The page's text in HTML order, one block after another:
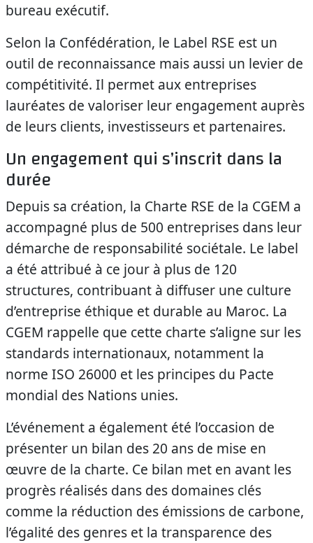
bureau exécutif.
Selon la Confédération, le Label RSE est un
outil de reconnaissance mais aussi un levier de
compétitivité. Il permet aux entreprises
lauréates de valoriser leur engagement auprès
de leurs clients, investisseurs et partenaires.
Un engagement qui s’inscrit dans la
durée
Depuis sa création, la Charte RSE de la CGEM a
accompagné plus de 500 entreprises dans leur
démarche de responsabilité sociétale. Le label
a été attribué à ce jour à plus de 120
structures, contribuant à diffuser une culture
d’entreprise éthique et durable au Maroc. La
CGEM rappelle que cette charte s’aligne sur les
standards internationaux, notamment la
norme ISO 26000 et les principes du Pacte
mondial des Nations unies.
L’événement a également été l’occasion de
présenter un bilan des 20 ans de mise en
œuvre de la charte. Ce bilan met en avant les
progrès réalisés dans des domaines clés
comme la réduction des émissions de carbone,
l’égalité des genres et la transparence des